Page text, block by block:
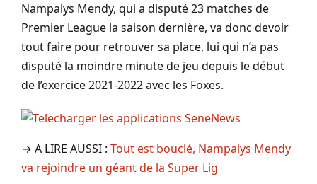
Nampalys Mendy, qui a disputé 23 matches de
Premier League la saison dernière, va donc devoir
tout faire pour retrouver sa place, lui qui n’a pas
disputé la moindre minute de jeu depuis le début
de l’exercice 2021-2022 avec les Foxes.
→ A LIRE AUSSI : Tout est bouclé, Nampalys Mendy
va rejoindre un géant de la Super Lig